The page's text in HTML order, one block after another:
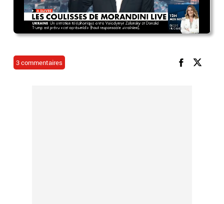
3 commentaires